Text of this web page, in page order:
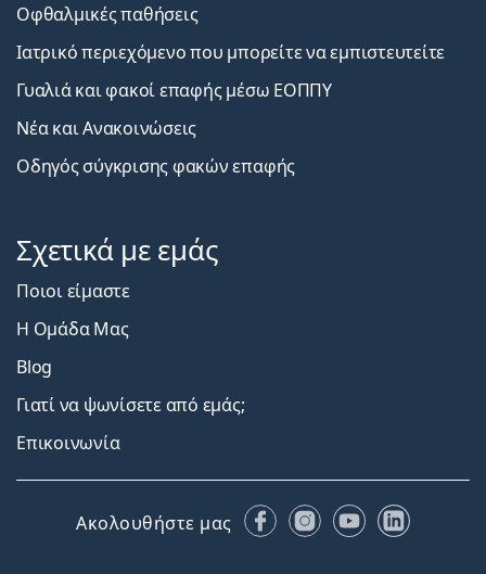
Οφθαλμικές παθήσεις
Ιατρικό περιεχόμενο που μπορείτε να εμπιστευτείτε
Γυαλιά και φακοί επαφής μέσω ΕΟΠΠΥ
Νέα και Ανακοινώσεις
Οδηγός σύγκρισης φακών επαφής
Σχετικά με εμάς
Ποιοι είμαστε
Η Ομάδα Μας
Blog
Γιατί να ψωνίσετε από εμάς;
Επικοινωνία
Ακολουθήστε μας FacebookInstagram
YouTubeLinkedIn